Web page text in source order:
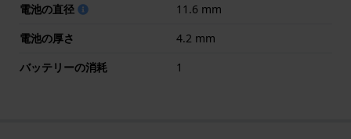
電池の直径
11.6 mm
電池の厚さ
4.2 mm
バッテリーの消耗
1